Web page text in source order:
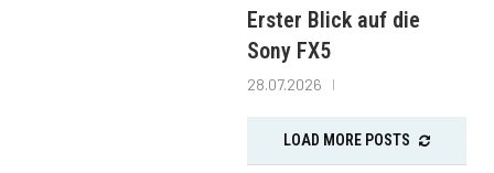
Erster Blick auf die
Sony FX5
28.07.2026
LOAD MORE POSTS